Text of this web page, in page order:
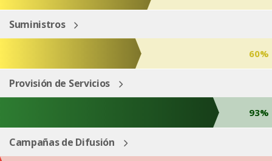
Suministros
60%
Provisión de Servicios
93%
Campañas de Difusión